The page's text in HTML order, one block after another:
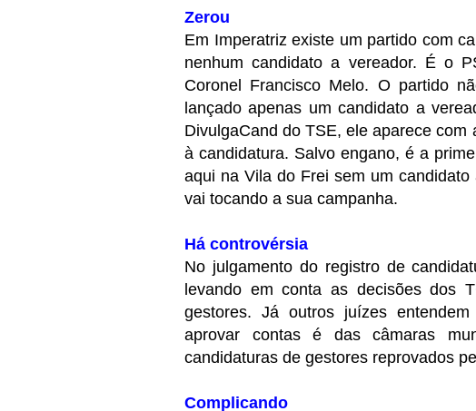
Zerou
Em Imperatriz existe um partido com
nenhum candidato a vereador. É o
Coronel Francisco Melo. O partido
lançado apenas um candidato a
DivulgaCand do TSE, ele aparece
à candidatura. Salvo engano, é a
aqui na Vila do Frei sem um
vai tocando a sua campanha.
Há controvérsia
No julgamento do registro de
levando em conta as decisões dos
gestores. Já outros juízes
aprovar contas é das câmaras
candidaturas de gestores reprovados
Complicando